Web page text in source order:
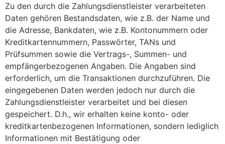
Zu den durch die Zahlungsdienstleister verarbeiteten
Daten gehören Bestandsdaten, wie z.B. der Name und
die Adresse, Bankdaten, wie z.B. Kontonummern oder
Kreditkartennummern, Passwörter, TANs und
Prüfsummen sowie die Vertrags-, Summen- und
empfängerbezogenen Angaben. Die Angaben sind
erforderlich, um die Transaktionen durchzuführen. Die
eingegebenen Daten werden jedoch nur durch die
Zahlungsdienstleister verarbeitet und bei diesen
gespeichert. D.h., wir erhalten keine konto- oder
kreditkartenbezogenen Informationen, sondern lediglich
Informationen mit Bestätigung oder